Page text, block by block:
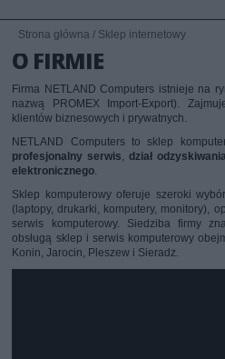
Strona główna / Sklep internetowy
O FIRMIE
Firma NETLAND Computers istnieje na
nazwą PROMEX Import-Export).
klientów biznesowych i prywatnych.
NETLAND Computers to sklep
profesjonalny serwis,dział
elektronicznego.
Sklep komputerowy oferuje szeroki
(laptopy, drukarki, komputery, monitory),
serwis komputerowy. Siedziba firmy
obsługą sklep i serwis komputerowy
Konin, Jarocin, Pleszew i Sieradz.